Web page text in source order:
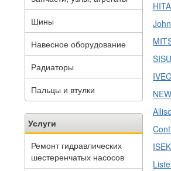
Шины
Навесное оборудование
Радиаторы
Пальцы и втулки
Услуги
Ремонт гидравлических
шестеренчатых насосов
SISU